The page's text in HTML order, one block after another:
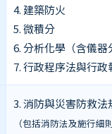
4. 建築防火
5. 微積分
6. 分析化學（含儀器
7. 行政程序法與行政
3. 消防與災害防救法
（包括消防法及施行